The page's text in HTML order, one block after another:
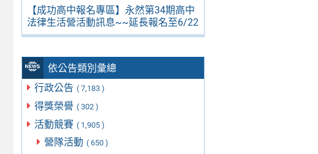
【成功高中報名專區】永然第34期高中
法律生活營活動訊息~~延長報名至6/22
依公告類別彙總
行政公告 ( 7,183 )
得獎榮譽 ( 302 )
活動競賽 ( 1,905 )
營隊活動 ( 650 )